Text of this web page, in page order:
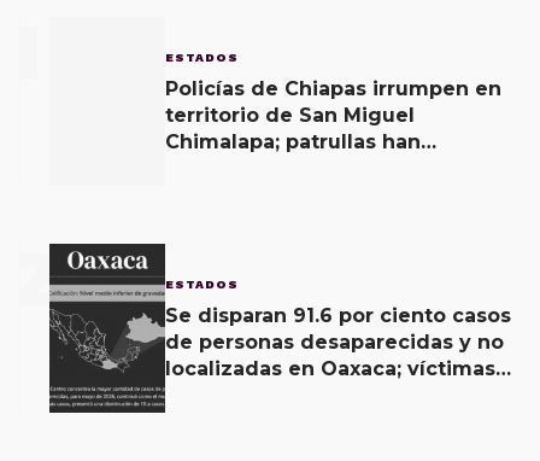
ESTADOS
Policías de Chiapas irrumpen en
territorio de San Miguel
Chimalapa; patrullas han
2 ESTADOS
Se disparan 91.6 por ciento casos
de personas desaparecidas y no
localizadas en Oaxaca; víctimas